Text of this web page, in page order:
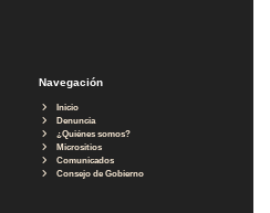
Navegación
Inicio
Denuncia
¿Quiénes somos?
Micrositios
Comunicados
Consejo de Gobierno